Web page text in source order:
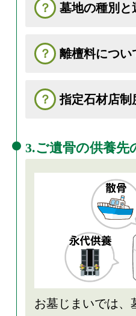
墓地の種別と
離檀料につい
指定石材店制
3.ご遺骨の供養先
お墓じまいでは、